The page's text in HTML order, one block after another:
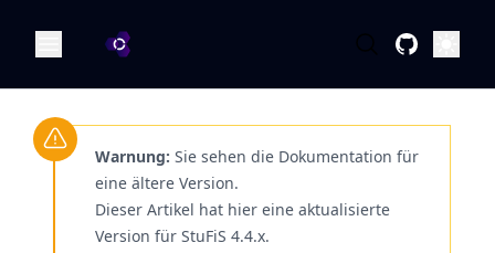
OA Dokumentation
Warnung: Sie sehen die Dokumentation für
eine ältere Version.
Dieser Artikel hat hier eine aktualisierte
Version für StuFiS 4.4.x.